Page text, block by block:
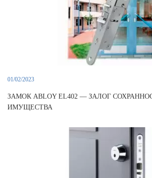
01/02/2023
ЗАМОК ABLOY EL402 — ЗАЛОГ
ИМУЩЕСТВА